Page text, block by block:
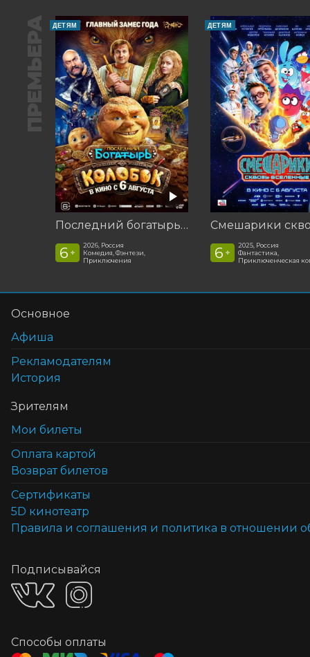
ПРЕМЬЕРА ДЕТЯМ
Последний богатырь. Колобок
6 +
2026, Россия
Комедия, Фэнтези,
Приключения
ДЕТЯМ
6 +
2025, Россия
Фантастика,
Приключенческая
Основное
Афиша
Рекламодателям
История
Зрителям
Мои билеты
Оплата картой
Возврат билетов
Cертификаты
5D кинотеатр
Правила и соглашения и политика в отношении
Подписывайся
Способы оплаты